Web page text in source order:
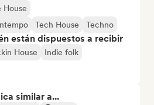
House
Tech House Techno
están dispuestos a recibir
House
Indie folk
similar a...